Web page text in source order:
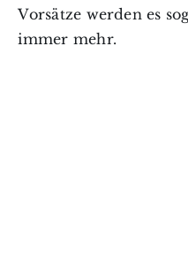
Vorsätze werden es
immer mehr.